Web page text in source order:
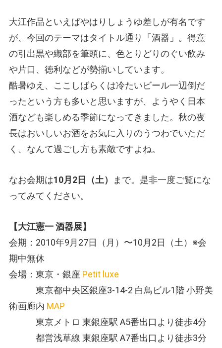
大江作品といえばやはりしょうゆ差しが有名です
が、今回のテーマはタイトル通り「酒器」。得意
の引出黒や織部を筆頭に、色とりどりのぐい飲み
や片口、徳利などが勢揃いしています。
酷暑ゆえ、ここしばらくは冷たいビール一辺倒だ
ったという方も多いと思いますが、ようやく日本
酒なども楽しめる季節になってきました。秋の夜
長はおいしいお酒をお気に入りのうつわでいただ
く、なんて過ごし方も素敵ですよね。
なお会期は10月2日（土）
まで。是非一度ご覧にな
ってみてください。
【大江憲一 酒器展】
会期：2010年9月27日（月）〜10月2日（土）※会
期中無休
会場：東京・銀座 Petit luxe
東京都中央区銀座3-14-2 白鳥ビル1階 小野美
術画廊内 MAP
東京メトロ 東銀座駅 A5番出口より徒歩4分
都営浅草線 東銀座駅 A7番出口より徒歩3分